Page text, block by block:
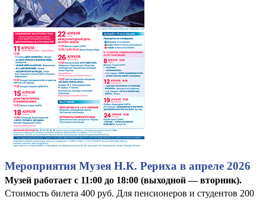
Мероприятия Музея Н.К. Рериха в апреле 2026
Музей работает с 11:00 до 18:00 (выходной — вторник).
Стоимость билета 400 руб. Для пенсионеров и студентов 200